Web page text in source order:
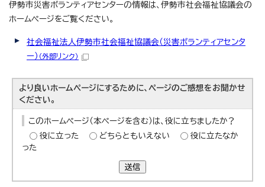
伊勢市災害ボランティアセンターの情報は、伊勢市社会福祉協議会の
ホームページをご覧ください。
社会福祉法人伊勢市社会福祉協議会（災害ボランティアセンタ
ー） （外部リンク）
より良いホームページにするために、ページのご感想をお聞かせ
ください。
このホームページ（本ページを含む）は、役に立ちましたか？
役に立った
どちらともいえない
役に立たなか
った
送信